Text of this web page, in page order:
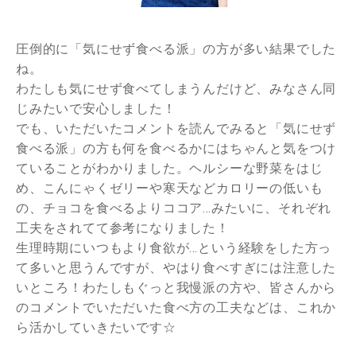
圧倒的に「気にせず食べる派」の方が多い結果でした
ね。
わたしも気にせず食べてしまうんだけど、みなさん同
じみたいで安心しました！
でも、いただいたコメントを読んでみると「気にせず
食べる派」の方も何を食べるかにはちゃんと気をつけ
ていることがわかりました。ヘルシーな野菜をはじ
め、こんにゃくゼリーや寒天などカロリーの低いも
の、チョコを食べるよりココア…みたいに、それぞれ
工夫をされてて参考になりました！
生理時期にいつもより食欲が…という経験をした方っ
て多いと思うんですが、やはり食べすぎには注意した
いところ！わたしもぐっと我慢派の方や、皆さんから
のコメントでいただいた食べ方の工夫などは、これか
ら活かしていきたいです☆